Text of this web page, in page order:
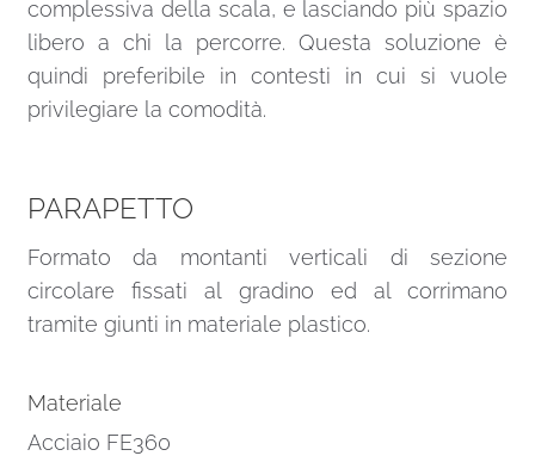
complessiva della scala, e lasciando più spazio
libero a chi la percorre. Questa soluzione è
quindi preferibile in contesti in cui si vuole
privilegiare la comodità.
PARAPETTO
Formato da montanti verticali di sezione
circolare fissati al gradino ed al corrimano
tramite giunti in materiale plastico.
Materiale
Acciaio FE360